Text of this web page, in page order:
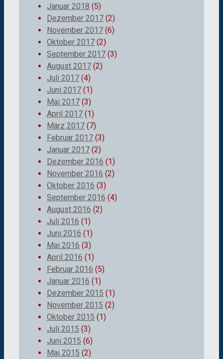
Januar 2018 (5)
Dezember 2017 (2)
November 2017 (6)
Oktober 2017 (2)
September 2017 (3)
August 2017 (2)
Juli 2017 (4)
Juni 2017 (1)
Mai 2017 (3)
April 2017 (1)
März 2017 (7)
Februar 2017 (3)
Januar 2017 (2)
Dezember 2016 (1)
November 2016 (2)
Oktober 2016 (3)
September 2016 (4)
August 2016 (2)
Juli 2016 (1)
Juni 2016 (1)
Mai 2016 (3)
April 2016 (1)
Februar 2016 (5)
Januar 2016 (1)
Dezember 2015 (1)
November 2015 (2)
Oktober 2015 (1)
Juli 2015 (3)
Juni 2015 (6)
Mai 2015 (2)